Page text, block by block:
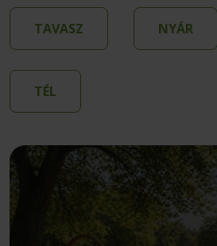
TAVASZ NYÁR
TÉL